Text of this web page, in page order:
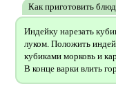
Как приготовить
Индейку нарезать
луком. Положить
кубиками морковь и
В конце варки влить